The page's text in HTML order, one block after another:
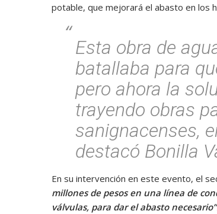
potable, que mejorará el abasto en los
Esta obra de
batallaba para
pero ahora la
trayendo obras
sanignacenses,
destacó Bonilla
En su intervención en este evento, el
millones de pesos en una línea de
válvulas, para dar el abasto